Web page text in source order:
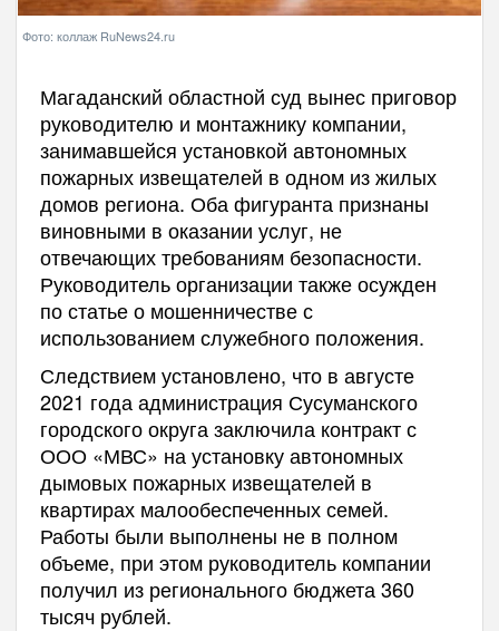
Фото: коллаж RuNews24.ru
Магаданский областной суд вынес приговор
руководителю и монтажнику компании,
занимавшейся установкой автономных
пожарных извещателей в одном из жилых
домов региона. Оба фигуранта признаны
виновными в оказании услуг, не
отвечающих требованиям безопасности.
Руководитель организации также осужден
по статье о мошенничестве с
использованием служебного положения.
Следствием установлено, что в августе
2021 года администрация Сусуманского
городского округа заключила контракт с
ООО «МВС» на установку автономных
дымовых пожарных извещателей в
квартирах малообеспеченных семей.
Работы были выполнены не в полном
объеме, при этом руководитель компании
получил из регионального бюджета 360
тысяч рублей.